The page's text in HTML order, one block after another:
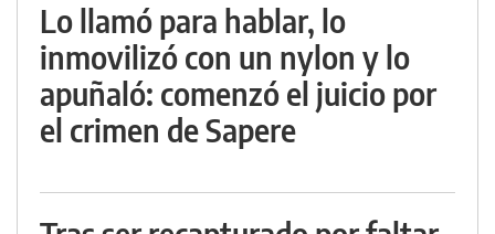
Lo llamó para hablar, lo
inmovilizó con un nylon y lo
apuñaló: comenzó el juicio por
el crimen de Sapere